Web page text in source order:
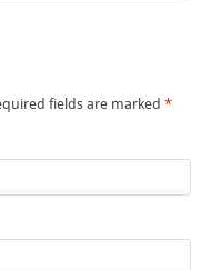
fields are marked *